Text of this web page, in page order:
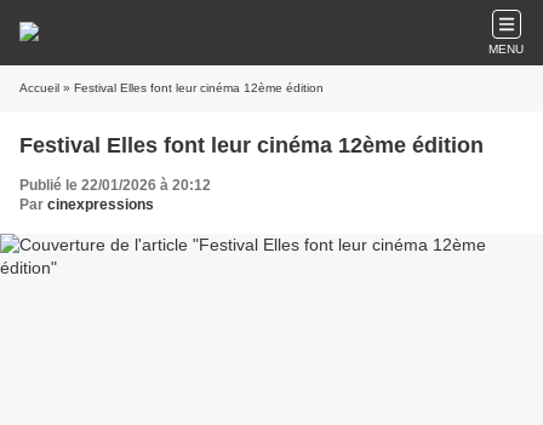
MENU
Accueil » Festival Elles font leur cinéma 12ème édition
Festival Elles font leur cinéma 12ème édition
Publié le 22/01/2026 à 20:12
Par cinexpressions